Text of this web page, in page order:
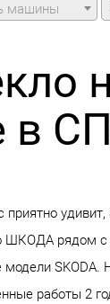
машины
в
удивит,
ШКОДА рядом
модели
работы 2